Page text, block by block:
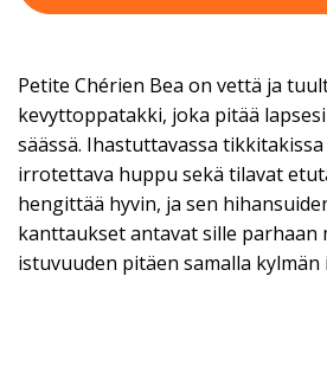
Petite Chérien Bea on vettä ja
kevyttoppatakki, joka pitää
säässä. Ihastuttavassa
irrotettava huppu sekä tilavat
hengittää hyvin, ja sen
kanttaukset antavat sille parhaan
istuvuuden pitäen samalla